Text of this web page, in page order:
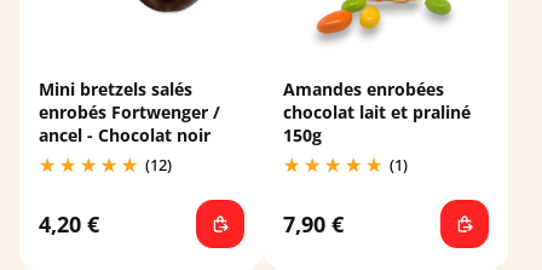
Mini bretzels salés
enrobés Fortwenger /
ancel - Chocolat noir
(12)
4,20 €
Amandes enrobées
chocolat lait et praliné
150g
(1)
7,90 €